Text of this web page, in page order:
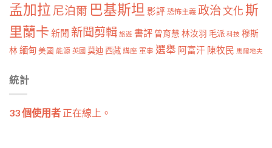
孟加拉 尼泊爾 巴基斯坦 影評 恐怖主義 政治文化斯
里蘭卡 新聞 新聞剪輯 旅遊 書評 曾育慧 林汝羽 毛派 科技 穆斯
林 緬甸 美國 能源 英國 莫迪 西藏 講座 軍事 選舉 阿富汗 陳牧民 馬爾地夫
統計
33 個使用者 正在線上。